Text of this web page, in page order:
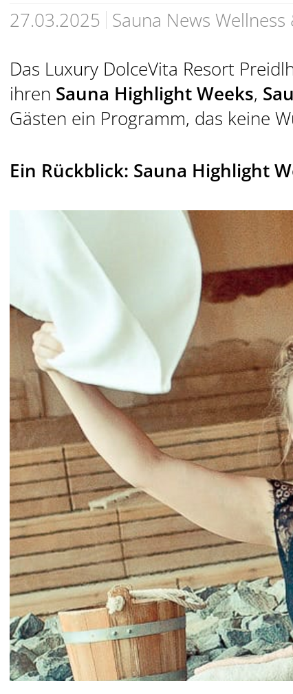
SPORT
27.03.2025 Sauna News
Das Luxury DolceVita Resort
ihren Sauna Highlight Weeks,
Gästen ein Programm, das keine
Ein Rückblick: Sauna Highlight